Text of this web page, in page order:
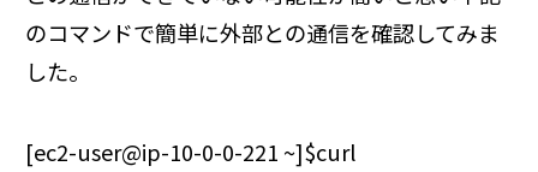
のコマンドで簡単に外部との通信を確認してみま
した。
[ec2-user@ip-10-0-0-221 ~]$curl